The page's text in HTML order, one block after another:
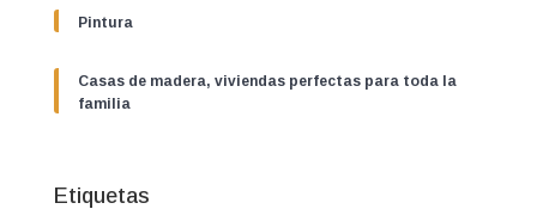
Pintura
Casas de madera, viviendas perfectas para toda la
familia
Etiquetas